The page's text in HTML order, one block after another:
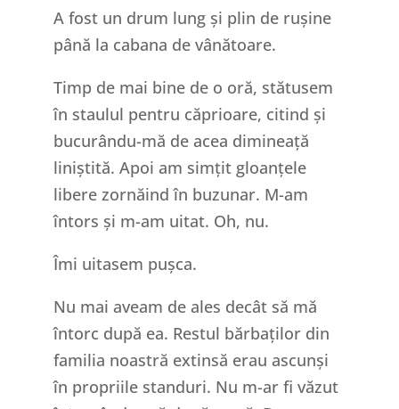
A fost un drum lung și plin de rușine
până la cabana de vânătoare.
Timp de mai bine de o oră, stătusem
în staulul pentru căprioare, citind și
bucurându-mă de acea dimineață
liniștită. Apoi am simțit gloanțele
libere zornăind în buzunar. M-am
întors și m-am uitat. Oh, nu.
Îmi uitasem pușca.
Nu mai aveam de ales decât să mă
întorc după ea. Restul bărbaților din
familia noastră extinsă erau ascunși
în propriile standuri. Nu m-ar fi văzut